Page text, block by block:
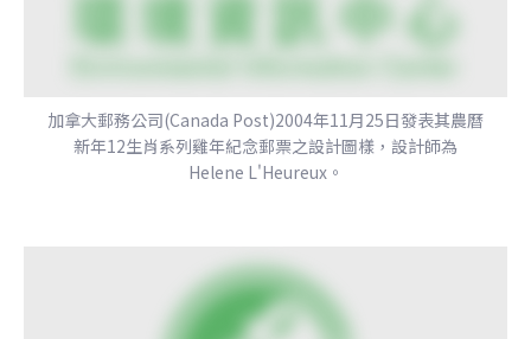
加拿大郵務公司(Canada Post)2004年11月25日發表其農曆
新年12生肖系列雞年紀念郵票之設計圖樣，設計師為
Helene L'Heureux。